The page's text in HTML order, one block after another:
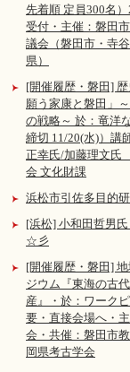
先着順 定員300名
受付・主催：磐田
議会（磐田市・寺
県）
[開催履歴・磐田]
願う家康と磐田」
の戦略～ 於：竜洋
締切 11/20(水)）講
正幸氏/加藤理文氏
会 文化財課
浜松市引佐多目的
[浜松] 小和田哲男
☆彡
[開催履歴・磐田]
ジウム『東海の古
産』・於：ワーク
要・直接会場へ・
会・共催：磐田市
岡県考古学会